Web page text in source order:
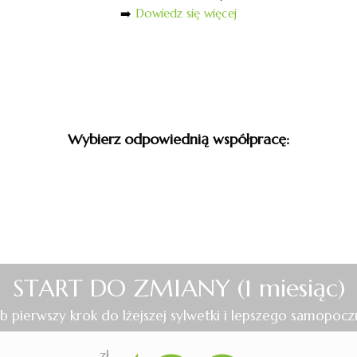
➡️ Dowiedz się więcej
Wybierz odpowiednią współpracę:
START DO ZMIANY (1 miesiąc)
pierwszy krok do lżejszej sylwetki i lepszego